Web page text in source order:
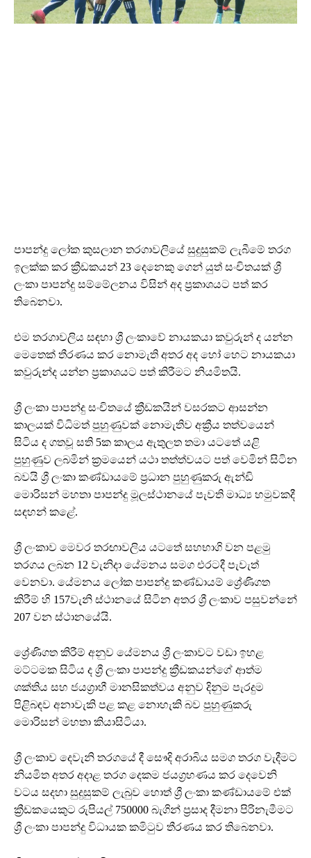
පාපන්දු ලෝක කුසලාන තරගාවලියේ සුදුසුකම් ලැබීමේ තරග
ඉලක්ක කර ක්‍රීඩකයන් 23 දෙනෙකු ගෙන් යුත් සංචිතයක් ශ්‍රී
ලංකා පාපන්දු සම්මේලනය විසින් අද ප්‍රකාශයට පත් කර
තිබෙනවා.
එම තරගාවලිය සඳහා ශ්‍රී ලංකාවේ නායකයා කවුරුන් ද යන්න
මෙතෙක් තීරණය කර නොමැති අතර අද හෝ හෙට නායකයා
කවුරුන්ද යන්න ප්‍රකාශයට පත් කිරීමට නියමිතයි.
ශ්‍රී ලංකා පාපන්දු සංචිතයේ ක්‍රීඩකයින් වසරකට ආසන්න
කාලයක් විධිමත් පුහුණුවක් නොමැතිව අක්‍රීය තත්වයෙන්
සිටිය ද ගතවූ සති 5ක කාලය ඇතුලත තමා යටතේ යළි
පුහුණුව ලබමින් ක්‍රමයෙන් යථා තත්ත්වයට පත් වෙමින් සිටින
බවයි ශ්‍රී ලංකා කණ්ඩායමේ ප්‍රධාන පුහුණුකරු ඇන්ඩි
මොරිසන් මහතා පාපන්දු මූලස්ථානයේ පැවති මාධ්‍ය හමුවකදී
සඳහන් කළේ.
ශ්‍රී ලංකාව මෙවර තරඟාවලිය යටතේ සහභාගි වන පළමු
තරගය ලබන 12 වැනිදා යේමනය සමග එරටදී පැවැත්
වෙනවා. යේමනය ලෝක පාපන්දු කණ්ඩායම් ශ්‍රේණිගත
කිරීම් හි 157වැනි ස්ථානයේ සිටින අතර ශ්‍රී ලංකාව පසුවන්නේ
207 වන ස්ථානයේයි.
ශ්‍රේණිගත කිරීම් අනුව යේමනය ශ්‍රී ලංකාවට වඩා ඉහළ
මට්ටමක සිටිය ද ශ්‍රී ලංකා පාපන්දු ක්‍රීඩකයන්ගේ ආත්ම
ශක්තිය සහ ජයග්‍රාහී මානසිකත්වය අනුව දිනුම පැරදුම
පිළිබඳව අනාවැකි පළ කළ නොහැකි බව පුහුණුකරු
මොරිසන් මහතා කියාසිටියා.
ශ්‍රී ලංකාව දෙවැනි තරගයේ දී සෞදි අරාබිය සමග තරග වැදීමට
නියමිත අතර අදාළ තරග දෙකම ජයග්‍රහණය කර දෙවෙනි
වටය සදහා සුදුසුකම් ලැබුව හොත් ශ්‍රී ලංකා කණ්ඩායමේ එක්
ක්‍රීඩකයෙකුට රුපියල් 750000 බැගින් ප්‍රසාද දීමනා පිරිනැමීමට
ශ්‍රී ලංකා පාපන්දු විධායක කමිටුව තීරණය කර තිබෙනවා.